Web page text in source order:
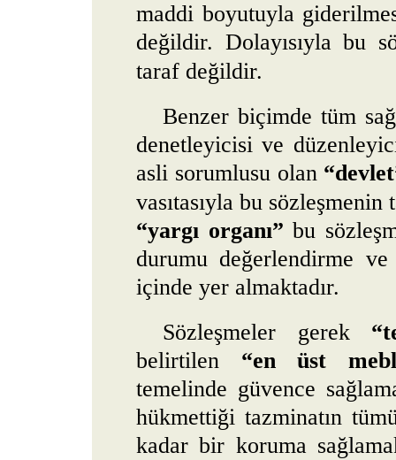
maddi boyutuyla
değildir. Dolayısıyla bu
taraf değildir.
Benzer biçimde tüm
denetleyicisi ve
asli sorumlusu olan
vasıtasıyla bu
“yargı organı” bu
durumu değerlendirme
içinde yer almaktadır.
Sözleşmeler gerek
belirtilen “en üst
temelinde güvence
hükmettiği tazminatın
kadar bir koruma